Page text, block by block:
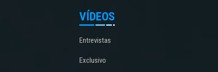
VÍDEOS
Entrevistas
Exclusivo